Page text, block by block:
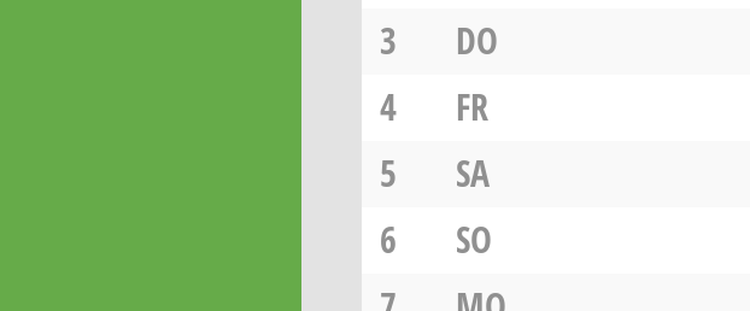
3
DO
4
FR
5
SA
6
SO